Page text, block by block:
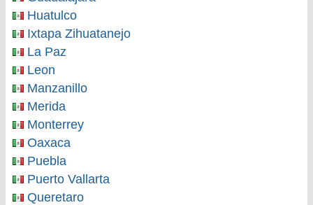
Huatulco
Ixtapa Zihuatanejo
La Paz
Leon
Manzanillo
Merida
Monterrey
Oaxaca
Puebla
Puerto Vallarta
Queretaro